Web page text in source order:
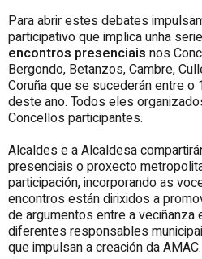
Para abrir estes debates
participativo que implica unha
encontros presenciais nos
Bergondo, Betanzos, Cambre,
Coruña que se sucederán entre
deste ano. Todos eles
Concellos participantes.
Alcaldes e a Alcaldesa
presenciais o proxecto
participación, incorporando as
encontros están dirixidos a
de argumentos entre a veciñanza
diferentes responsables
que impulsan a creación da AMAC.